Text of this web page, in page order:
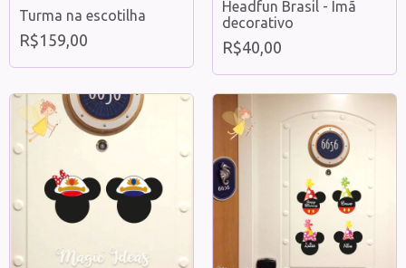
Turma na escotilha
R$159,00
Headfun Brasil - Imã
decorativo
R$40,00